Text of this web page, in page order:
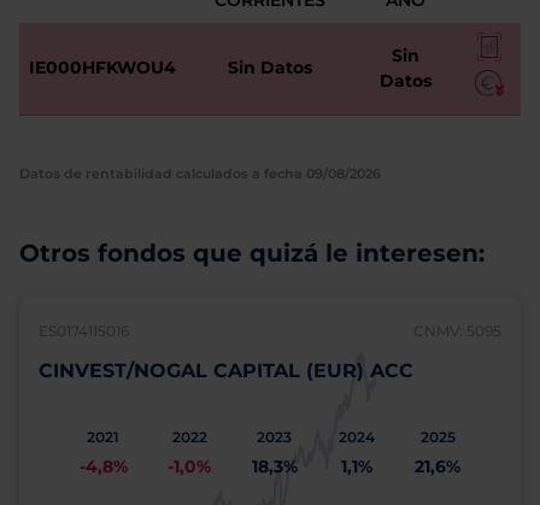
IE000HFKWOU4 Sin Datos
Sin
Datos
Datos de rentabilidad calculados a fecha 09/08/2026
Otros fondos que quizá le interesen:
ES0174115016 CNMV: 5095
CINVEST/NOGAL CAPITAL (EUR) ACC
2021
-4,8%
2022
-1,0%
2023
18,3%
2024
1,1%
2025
21,6%